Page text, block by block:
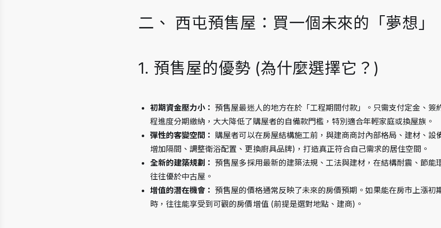
二、 西屯預售屋：買一個未來的「夢想」
1. 預售屋的優勢 (為什麼選擇它？)
初期資金壓力小： 預售屋最迷人的地方在於「工程期間付款」。只需支付定金、簽
程進度分期繳納，大大降低了購屋者的自備款門檻，特別適合年輕家庭或換屋族。
彈性的客變空間： 購屋者可以在房屋結構施工前，與建商商討內部格局、建材、設
增加隔間、調整衛浴配置、更換廚具品牌)，打造真正符合自己需求的居住空間。
全新的建築規劃： 預售屋多採用最新的建築法規、工法與建材，在結構耐震、節能
往往優於中古屋。
增值的潛在機會： 預售屋的價格通常反映了未來的房價預期。如果能在房市上漲初
時，往往能享受到可觀的房價增值 (前提是選對地點、建商)。